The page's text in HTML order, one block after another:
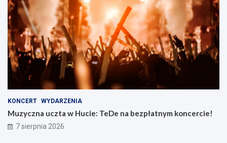
KONCERT WYDARZENIA
Muzyczna uczta w Hucie: TeDe na bezpłatnym koncercie!
7 sierpnia 2026